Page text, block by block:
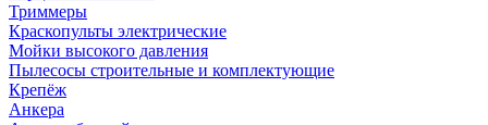
Триммеры
Краскопульты электрические
Мойки высокого давления
Пылесосы строительные и комплектующие
Крепёж
Анкера